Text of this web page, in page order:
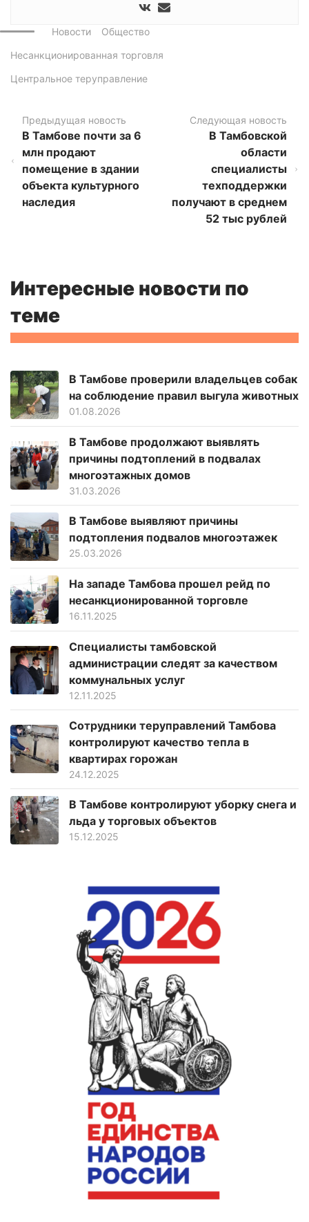
Новости
Общество
Несанкционированная торговля
Центральное теруправление
Предыдущая новость
В Тамбове почти за 6
млн продают
помещение в здании
объекта культурного
наследия
Следующая новость
В Тамбовской
области
специалисты
техподдержки
получают в среднем
52 тыс рублей
Интересные новости по
теме
В Тамбове проверили владельцев собак
на соблюдение правил выгула животных
01.08.2026
В Тамбове продолжают выявлять
причины подтоплений в подвалах
многоэтажных домов
31.03.2026
В Тамбове выявляют причины
подтопления подвалов многоэтажек
25.03.2026
На западе Тамбова прошел рейд по
несанкционированной торговле
16.11.2025
Специалисты тамбовской
администрации следят за качеством
коммунальных услуг
12.11.2025
Сотрудники теруправлений Тамбова
контролируют качество тепла в
квартирах горожан
24.12.2025
В Тамбове контролируют уборку снега и
льда у торговых объектов
15.12.2025